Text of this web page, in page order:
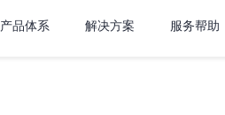
产品体系 解决方案 服务帮助